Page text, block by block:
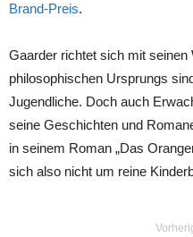
Brand-Preis.
Gaarder richtet sich mit
philosophischen Ursprungs
Jugendliche. Doch auch
seine Geschichten und
in seinem Roman „Das
sich also nicht um reine